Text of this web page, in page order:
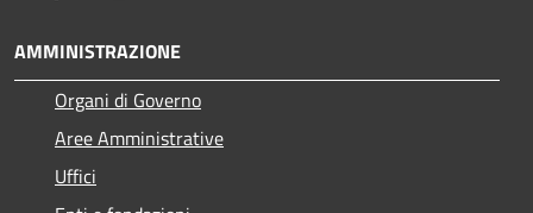
AMMINISTRAZIONE
Organi di Governo
Aree Amministrative
Uffici